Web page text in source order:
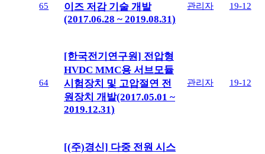
65
이즈 저감 기술 개발
(2017.06.28 ~ 2019.08.31)
관리자 19-12
64
[한국전기연구원] 전압형
HVDC MMC용 서브모듈
시험장치 및 고압절연 전
원장치 개발(2017.05.01 ~
2019.12.31)
관리자 19-12
[(주)경신] 다중 전원 시스